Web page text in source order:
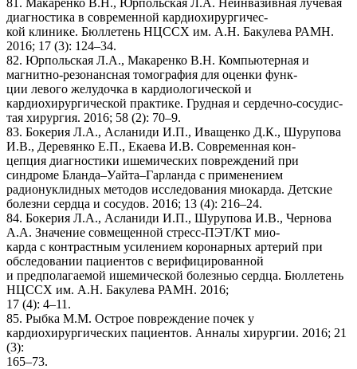
диагностика в современной кардиохирургичес-
кой клинике. Бюллетень НЦССХ им. А.Н. Бакулева РАМН.
2016; 17 (3): 124–34.
82. Юрпольская Л.А., Макаренко В.Н. Компьютерная и
магнитно-резонансная томография для оценки функ-
ции левого желудочка в кардиологической и
кардиохирургической практике. Грудная и сердечно-сосудис-
тая хирургия. 2016; 58 (2): 70–9.
83. Бокерия Л.А., Асланиди И.П., Иващенко Д.К., Шурупова
И.В., Деревянко Е.П., Екаева И.В. Современная кон-
цепция диагностики ишемических повреждений при
синдроме Бланда–Уайта–Гарланда с применением
радионуклидных методов исследования миокарда. Детские
болезни сердца и сосудов. 2016; 13 (4): 216–24.
84. Бокерия Л.А., Асланиди И.П., Шурупова И.В., Чернова
А.А. Значение совмещенной стресс-ПЭТ/КТ мио-
карда с контрастным усилением коронарных артерий при
обследовании пациентов с верифицированной
и предполагаемой ишемической болезнью сердца. Бюллетень
НЦССХ им. А.Н. Бакулева РАМН. 2016;
17 (4): 4–11.
85. Рыбка М.М. Острое повреждение почек у
кардиохирургических пациентов. Анналы хирургии. 2016; 21
(3):
165–73.